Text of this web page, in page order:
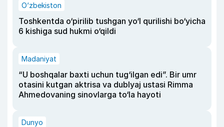
O‘zbekiston
Toshkentda o‘pirilib tushgan yo‘l qurilishi bo‘yicha
6 kishiga sud hukmi o‘qildi
Madaniyat
“U boshqalar baxti uchun tug‘ilgan edi”. Bir umr
otasini kutgan aktrisa va dublyaj ustasi Rimma
Ahmedovaning sinovlarga to‘la hayoti
Dunyo